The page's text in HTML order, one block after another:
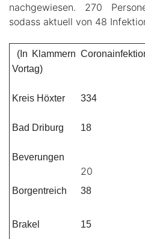
nachgewiesen. 270
sodass aktuell von 48
(In Klammern
Vortag)
Kreis Höxter 334
Bad Driburg 18
Beverungen
20
Borgentreich 38
Brakel 15